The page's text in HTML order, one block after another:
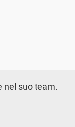
nel suo team.